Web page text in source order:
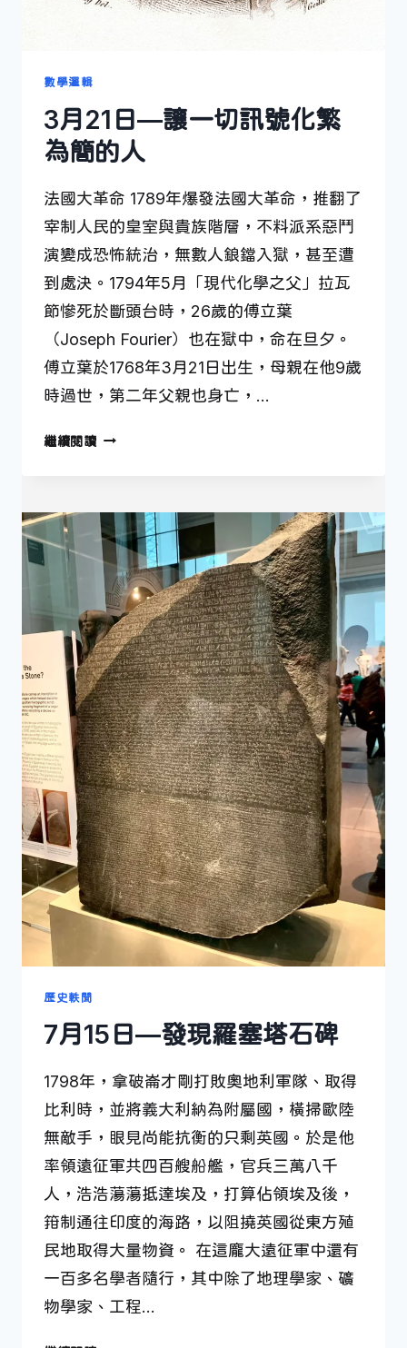
數學邏輯
3月21日—讓一切訊號化繁
為簡的人
法國大革命 1789年爆發法國大革命，推翻了
宰制人民的皇室與貴族階層，不料派系惡鬥
演變成恐怖統治，無數人鋃鐺入獄，甚至遭
到處決。1794年5月「現代化學之父」拉瓦
節慘死於斷頭台時，26歲的傅立葉
（Joseph Fourier）也在獄中，命在旦夕。
傅立葉於1768年3月21日出生，母親在他9歲
時過世，第二年父親也身亡，…
繼續閱讀3
—
讓
一
切
訊
號
化
繁
為
簡
的
人
歷史軼聞
7月15日—發現羅塞塔石碑
1798年，拿破崙才剛打敗奧地利軍隊、取得
比利時，並將義大利納為附屬國，橫掃歐陸
無敵手，眼見尚能抗衡的只剩英國。於是他
率領遠征軍共四百艘船艦，官兵三萬八千
人，浩浩蕩蕩抵達埃及，打算佔領埃及後，
箝制通往印度的海路，以阻撓英國從東方殖
民地取得大量物資。 在這龐大遠征軍中還有
一百多名學者隨行，其中除了地理學家、礦
物學家、工程…